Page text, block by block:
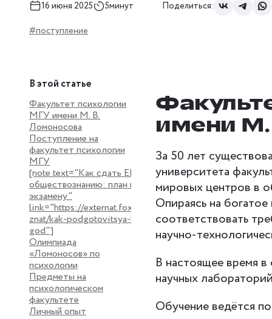
16 июня 2025 5минут Поделиться:
#поступление
В этой статье
Факультет психологии
МГУ имени М. В.
Ломоносова
Поступление на
факультет психологии
МГУ
[note text="Как сдать ЕГЭ по
обществознанию: план подготовки к
экзамену"
link="https://externat.foxford.ru/polezno-
znat/kak-podgotovitsya-k-ege-za-odin-
god"]
Олимпиада
«Ломоносов» по
психологии
Предметы на
психологическом
факультете
Личный опыт
имени
За 50 лет
университета
мировых центров в
Опираясь на
соответствовать
научно-
В настоящее время
научных
Обучение ведётся